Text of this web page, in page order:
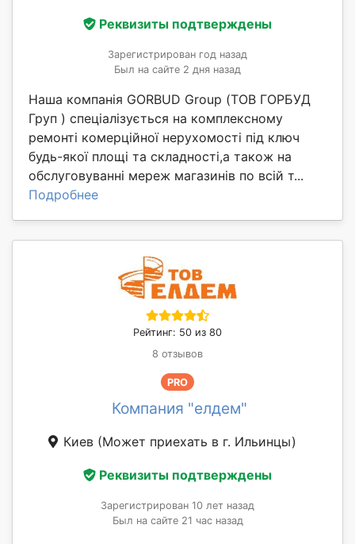
Реквизиты подтверждены
Зарегистрирован год назад
Был на сайте 2 дня назад
Наша компанія GORBUD Group (ТОВ ГОРБУД
Груп ) спеціалізується на комплексному
ремонті комерційної нерухомості під ключ
будь-якої площі та складності,а також на
обслуговуванні мереж магазинів по всій т...
Подробнее
Рейтинг: 50 из 80
8 отзывов
PRO
Компания "елдем"
Киев (Может приехать в г. Ильинцы)
Реквизиты подтверждены
Зарегистрирован 10 лет назад
Был на сайте 21 час назад